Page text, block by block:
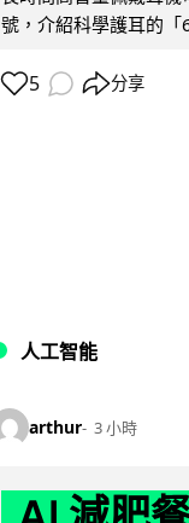
號，介紹科學護耳的
5 分享
人工智能
arthur 3 小時